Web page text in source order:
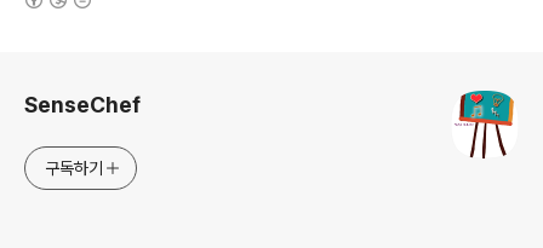
SenseChef
구독하기